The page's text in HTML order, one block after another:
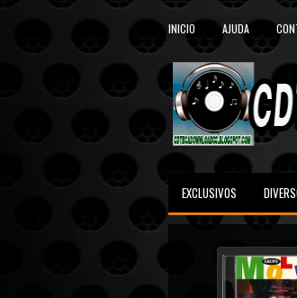
INICIO AJUDA
EXCLUSIVOS